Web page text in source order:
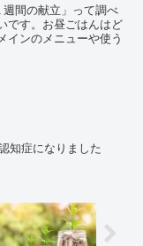
間の献立」って調べ
です。お昼ごはんはど
インのメニューや使う
知症になりました